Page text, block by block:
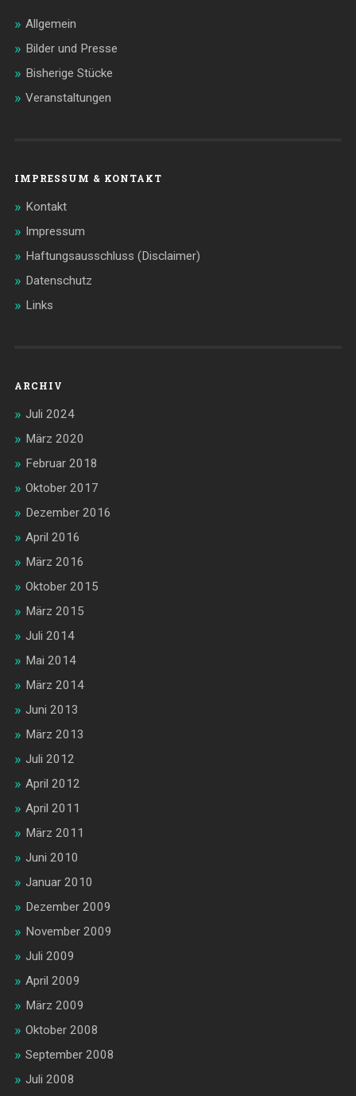
Allgemein
Bilder und Presse
Bisherige Stücke
Veranstaltungen
IMPRESSUM & KONTAKT
Kontakt
Impressum
Haftungsausschluss (Disclaimer)
Datenschutz
Links
ARCHIV
Juli 2024
März 2020
Februar 2018
Oktober 2017
Dezember 2016
April 2016
März 2016
Oktober 2015
März 2015
Juli 2014
Mai 2014
März 2014
Juni 2013
März 2013
Juli 2012
April 2012
April 2011
März 2011
Juni 2010
Januar 2010
Dezember 2009
November 2009
Juli 2009
April 2009
März 2009
Oktober 2008
September 2008
Juli 2008